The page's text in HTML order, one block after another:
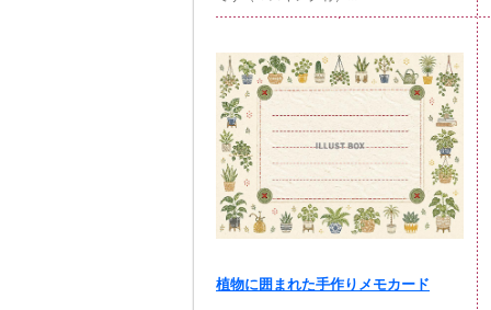
植物に囲まれた手作りメモカード